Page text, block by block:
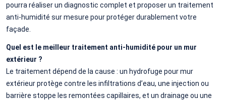
pourra réaliser un diagnostic complet et proposer un traitement
anti-humidité sur mesure pour protéger durablement votre
façade.
Quel est le meilleur traitement anti-humidité pour un mur
extérieur ?
Le traitement dépend de la cause : un hydrofuge pour mur
extérieur protège contre les infiltrations d’eau, une injection ou
barrière stoppe les remontées capillaires, et un drainage ou une